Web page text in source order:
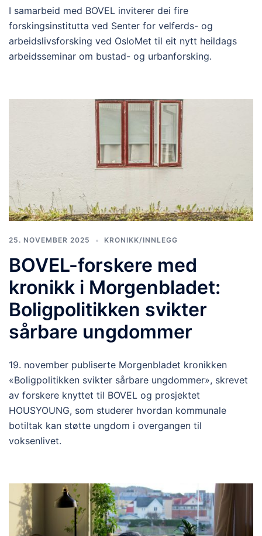
I samarbeid med BOVEL inviterer dei fire
forskingsinstitutta ved Senter for velferds- og
arbeidslivsforsking ved OsloMet til eit nytt heildags
arbeidsseminar om bustad- og urbanforsking.
25. NOVEMBER 2025 KRONIKK/INNLEGG
BOVEL-forskere med
kronikk i Morgenbladet:
Boligpolitikken svikter
sårbare ungdommer
19. november publiserte Morgenbladet kronikken
«Boligpolitikken svikter sårbare ungdommer», skrevet
av forskere knyttet til BOVEL og prosjektet
HOUSYOUNG, som studerer hvordan kommunale
botiltak kan støtte ungdom i overgangen til
voksenlivet.